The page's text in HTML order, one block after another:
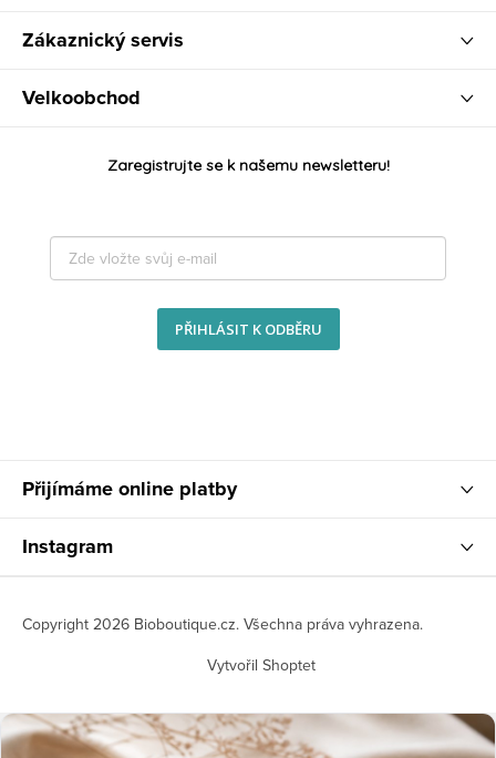
Zákaznický servis
Velkoobchod
Zaregistrujte se k našemu newsletteru!
PŘIHLÁSIT K ODBĚRU
Přijímáme online platby
Instagram
Vytvořil Shoptet
Copyright 2026 Bioboutique.cz. Všechna práva vyhrazena.